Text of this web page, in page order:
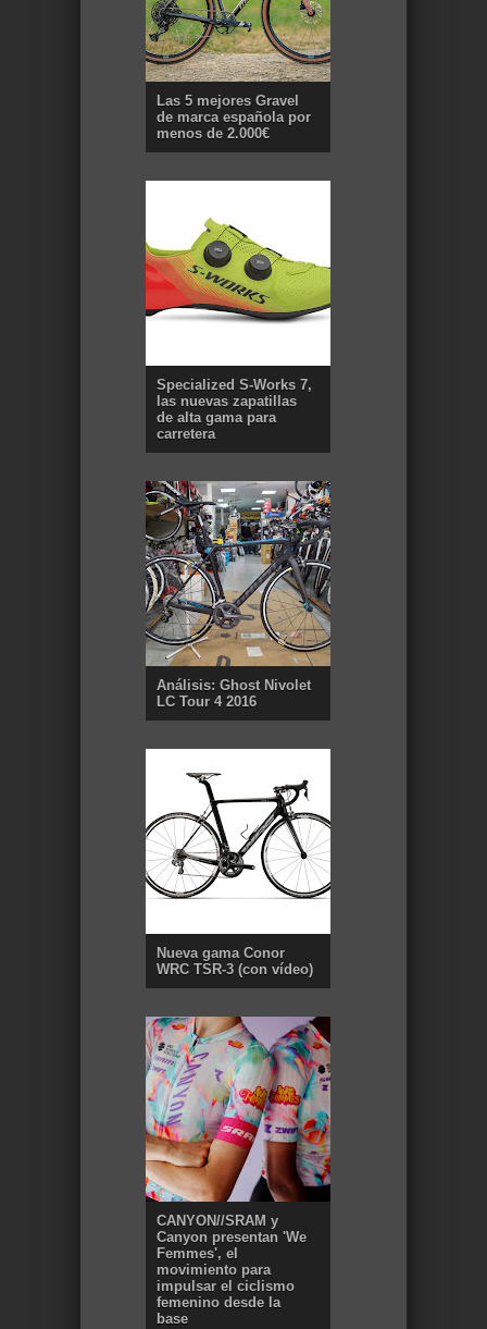
Las 5 mejores Gravel
de marca española por
menos de 2.000€
Specialized S-Works 7,
las nuevas zapatillas
de alta gama para
carretera
Análisis: Ghost Nivolet
LC Tour 4 2016
Nueva gama Conor
WRC TSR-3 (con vídeo)
CANYON//SRAM y
Canyon presentan 'We
Femmes', el
movimiento para
impulsar el ciclismo
femenino desde la
base